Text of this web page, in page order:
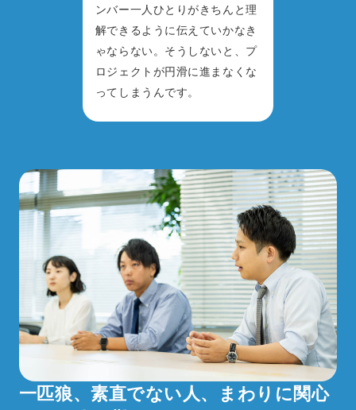
ンバー一人ひとりがきちんと理
解できるように伝えていかなき
ゃならない。そうしないと、プ
ロジェクトが円滑に進まなくな
ってしまうんです。
一匹狼、素直でない人、
まわりに関心